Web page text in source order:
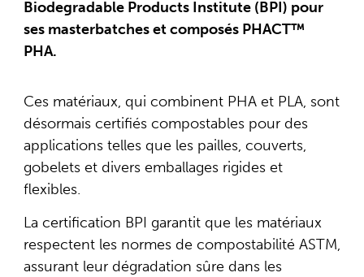
Biodegradable Products Institute (BPI) pour
ses masterbatches et composés PHACT™
PHA.
Ces matériaux, qui combinent PHA et PLA, sont
désormais certifiés compostables pour des
applications telles que les pailles, couverts,
gobelets et divers emballages rigides et
flexibles.
La certification BPI garantit que les matériaux
respectent les normes de compostabilité ASTM,
assurant leur dégradation sûre dans les